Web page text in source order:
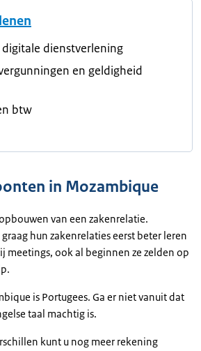
digitale dienstverlening
en geldigheid
btw
in Mozambique
van een zakenrelatie.
hun zakenrelaties eerst beter leren
meetings, ook al beginnen ze zelden op
is Portugees. Ga er niet vanuit dat
taal machtig is.
kunt u nog meer rekening